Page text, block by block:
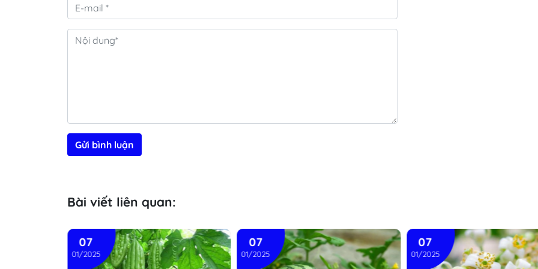
Gửi bình luận
Bài viết liên quan:
07
01/2025
07
01/2025
07
01/2025